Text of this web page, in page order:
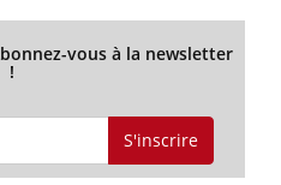
vous à la newsletter
!
S'inscrire